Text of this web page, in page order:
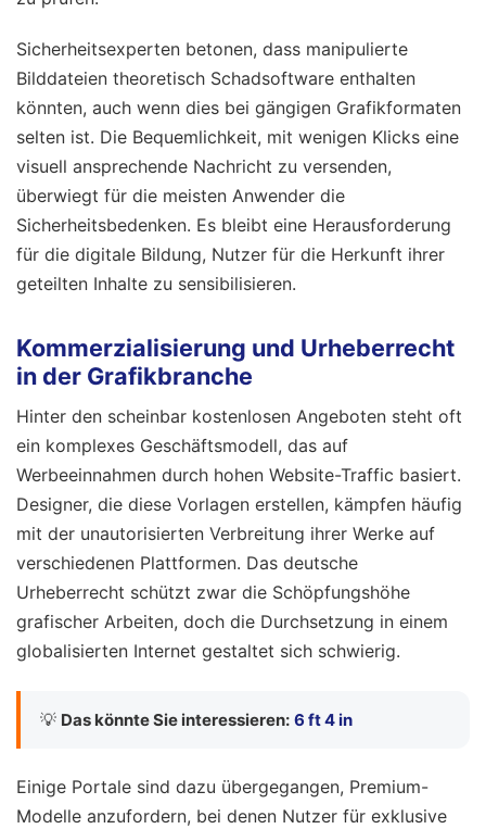
Sicherheitsexperten betonen, dass manipulierte
Bilddateien theoretisch Schadsoftware enthalten
könnten, auch wenn dies bei gängigen Grafikformaten
selten ist. Die Bequemlichkeit, mit wenigen Klicks eine
visuell ansprechende Nachricht zu versenden,
überwiegt für die meisten Anwender die
Sicherheitsbedenken. Es bleibt eine Herausforderung
für die digitale Bildung, Nutzer für die Herkunft ihrer
geteilten Inhalte zu sensibilisieren.
Kommerzialisierung und Urheberrecht
in der Grafikbranche
Hinter den scheinbar kostenlosen Angeboten steht oft
ein komplexes Geschäftsmodell, das auf
Werbeeinnahmen durch hohen Website-Traffic basiert.
Designer, die diese Vorlagen erstellen, kämpfen häufig
mit der unautorisierten Verbreitung ihrer Werke auf
verschiedenen Plattformen. Das deutsche
Urheberrecht schützt zwar die Schöpfungshöhe
grafischer Arbeiten, doch die Durchsetzung in einem
globalisierten Internet gestaltet sich schwierig.
💡 Das könnte Sie interessieren: 6 ft 4 in
Einige Portale sind dazu übergegangen, Premium-
Modelle anzufordern, bei denen Nutzer für exklusive